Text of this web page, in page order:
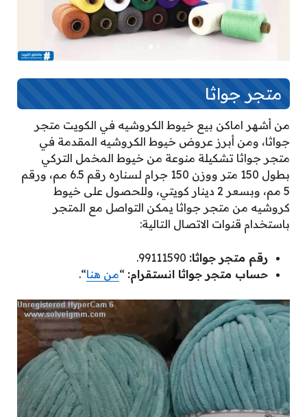
متجر جواثا
من أشهر اماكن بيع خيوط الكروشيه في الكويت متجر
جواثا، ومن أبرز عروض خيوط الكروشيه المقدمة في
متجر جواثا تشكيلة منوعة من خيوط المخمل التركي
بطول 150 متر ووزن 150 جرام لسناره رقم 6.5 مم، ورقم
5 مم، وبسعر 2 دينار كويتي، وللحصول على خيوط
كروشيه من متجر جواثا يمكن التواصل مع المتجر
باستخدام قنوات الاتصال التالية:
رقم متجر جواثا:
حساب متجر جواثا انستقرام: “من هنا“.